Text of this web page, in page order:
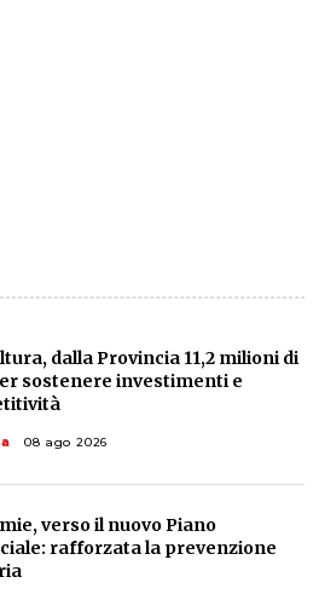
dalla Provincia 11,2 milioni di
sostenere investimenti e
08 ago 2026
verso il nuovo Piano
rafforzata la prevenzione